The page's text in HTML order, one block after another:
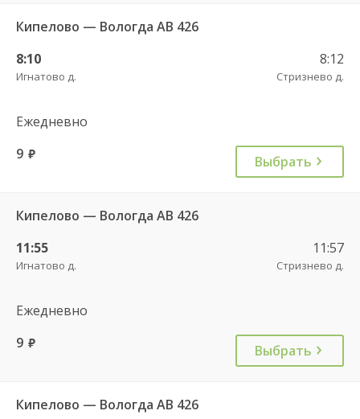
Кипелово — Вологда АВ 426
8:10
Игнатово д.
8:12
Стризнево д.
Ежедневно
9 руб. Выбрать
Кипелово — Вологда АВ 426
11:55
Игнатово д.
11:57
Стризнево д.
Ежедневно
9 руб. Выбрать
Кипелово — Вологда АВ 426